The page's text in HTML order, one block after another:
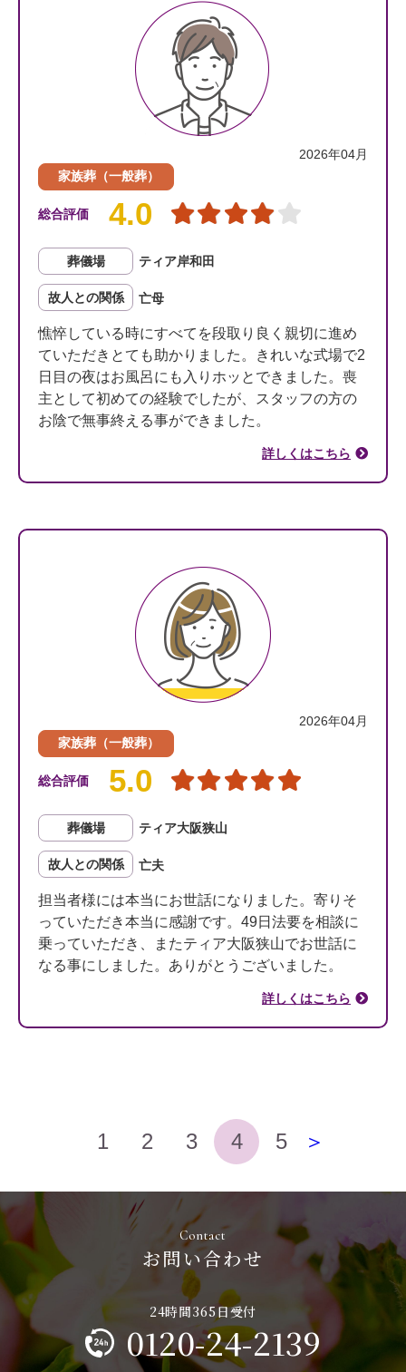
2026年04月
家族葬（一般葬）
総合評価 4.0
葬儀場 ティア岸和田
故人との関係 亡母
憔悴している時にすべてを段取り良く親切に進め
ていただきとても助かりました。きれいな式場で2
日目の夜はお風呂にも入りホッとできました。喪
主として初めての経験でしたが、スタッフの方の
お陰で無事終える事ができました。
詳しくはこちら
2026年04月
家族葬（一般葬）
総合評価 5.0
葬儀場 ティア大阪狭山
故人との関係 亡夫
担当者様には本当にお世話になりました。寄りそ
っていただき本当に感謝です。49日法要を相談に
乗っていただき、またティア大阪狭山でお世話に
なる事にしました。ありがとうございました。
詳しくはこちら
1 2 3 4 5 ＞
お問い合わせ
0120-24-2139